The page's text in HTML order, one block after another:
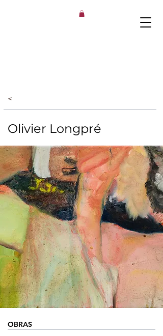
<
Olivier Longpré
OBRAS